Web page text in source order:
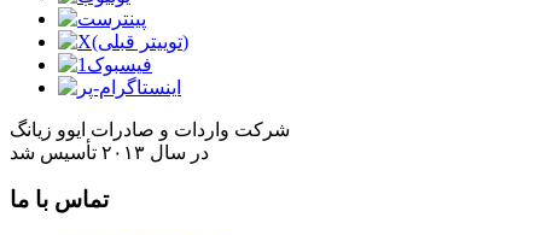
شرکت واردات و صادرات ایوو زیانگ
در سال ۲۰۱۳ تأسیس شد
تماس با ما